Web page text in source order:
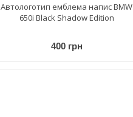
Автологотип емблема напис BMW
650i Black Shadow Edition
400 грн